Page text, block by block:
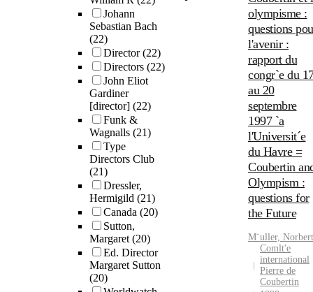
Johann
Sebastian Bach
(22)
Director(22)
Directors (22)
John Eliot
Gardiner
[director] (22)
Funk &
Wagnalls (21)
Type
Directors Club
(21)
Dressler,
Hermigild (21)
Canada (20)
Sutton,
Margaret(20)
Ed. Director
Margaret Sutton
(20)
olympisme :
questions
l'avenir :
rapport du
congr`e du
au 20
septembre
1997 `a
l'Universit´e
du Havre =
Coubertin
Olympism :
questions for
the Future
M¨uller, Norbert
Comlt'e
international
Pierre de
Coubertin